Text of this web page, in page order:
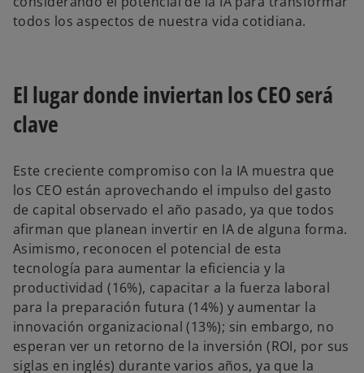
todos los aspectos de nuestra vida cotidiana.
El lugar donde inviertan los CEO será
clave
Este creciente compromiso con la IA muestra que
los CEO están aprovechando el impulso del gasto
de capital observado el año pasado, ya que todos
afirman que planean invertir en IA de alguna forma.
Asimismo, reconocen el potencial de esta
tecnología para aumentar la eficiencia y la
productividad (16%), capacitar a la fuerza laboral
para la preparación futura (14%) y aumentar la
innovación organizacional (13%); sin embargo, no
esperan ver un retorno de la inversión (ROI, por sus
siglas en inglés) durante varios años, ya que la